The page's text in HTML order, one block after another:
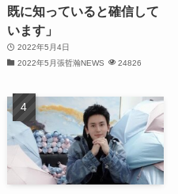
(31)
(29)
既に知っていると確信して
います」
2022年5月4日
2022年5月張哲瀚NEWS
24826